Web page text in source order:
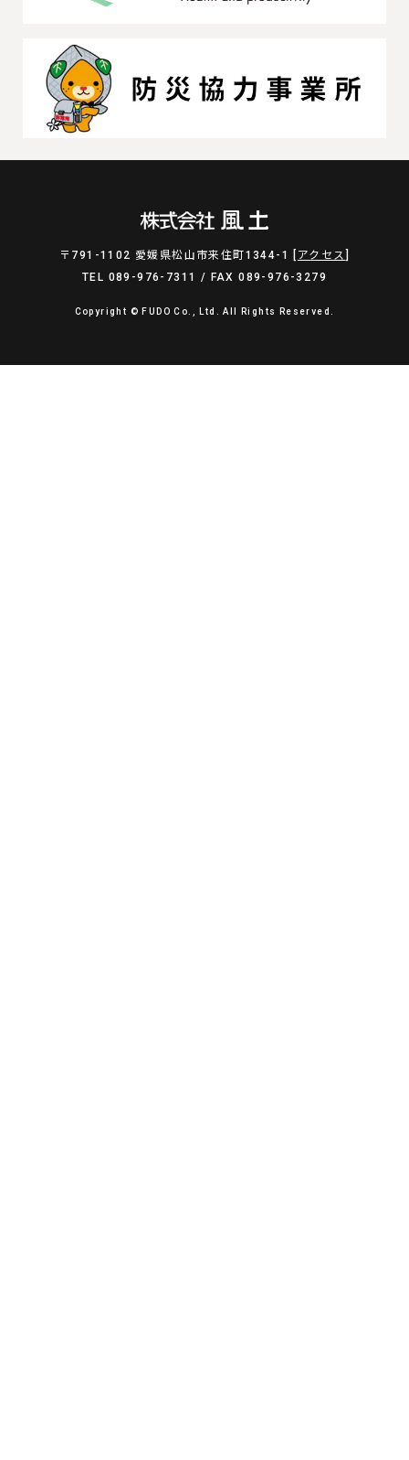
〒791-1102 愛媛県松山市来住町1344-1 [ アクセス
TEL 089-976-7311 / FAX 089-976-3279
Copyright © FUDO Co., Ltd. All Rights Reserved.